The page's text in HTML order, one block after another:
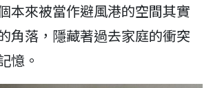
本來被當作避風港的空間其實
角落，隱藏著過去家庭的衝突
憶。